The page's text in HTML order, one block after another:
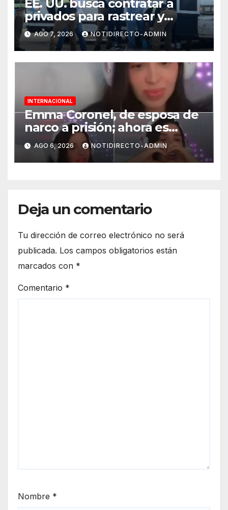
EE. UU. busca contratar a
privados para rastrear y
cobrar multas a migrantes
deportados en México y
Centroamérica
AGO 7, 2026 NOTIDIRECTO-ADMIN
INTERNACIONAL
Emma Coronel, de esposa de
narco a prisión; ahora es
tiktoker
AGO 6, 2026 NOTIDIRECTO-ADMIN
Deja un comentario
Tu dirección de correo electrónico no será
publicada. Los campos obligatorios están
marcados con *
Comentario *
Nombre *